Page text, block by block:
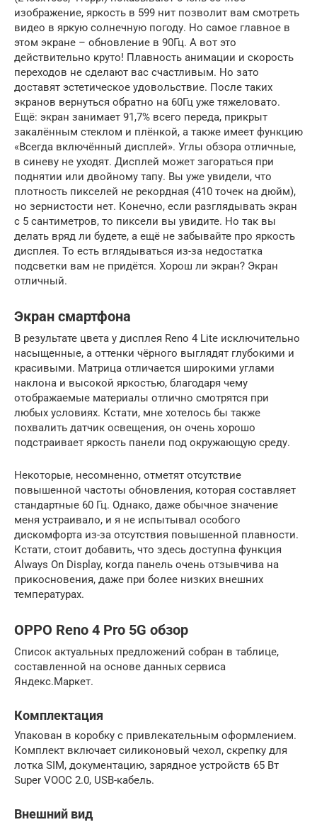
изображение, яркость в 599 нит позволит вам смотреть
видео в яркую солнечную погоду. Но самое главное в
этом экране – обновление в 90Гц. А вот это
действительно круто! Плавность анимации и скорость
переходов не сделают вас счастливым. Но зато
доставят эстетическое удовольствие. После таких
экранов вернуться обратно на 60Гц уже тяжеловато.
Ещё: экран занимает 91,7% всего переда, прикрыт
закалённым стеклом и плёнкой, а также имеет функцию
«Всегда включённый дисплей». Углы обзора отличные,
в синеву не уходят. Дисплей может загораться при
поднятии или двойному тапу. Вы уже увидели, что
плотность пикселей не рекордная (410 точек на дюйм),
но зернистости нет. Конечно, если разглядывать экран
с 5 сантиметров, то пиксели вы увидите. Но так вы
делать вряд ли будете, а ещё не забывайте про яркость
дисплея. То есть вглядываться из-за недостатка
подсветки вам не придётся. Хорош ли экран? Экран
отличный.
Экран смартфона
В результате цвета у дисплея Reno 4 Lite исключительно
насыщенные, а оттенки чёрного выглядят глубокими и
красивыми. Матрица отличается широкими углами
наклона и высокой яркостью, благодаря чему
отображаемые материалы отлично смотрятся при
любых условиях. Кстати, мне хотелось бы также
похвалить датчик освещения, он очень хорошо
подстраивает яркость панели под окружающую среду.
Некоторые, несомненно, отметят отсутствие
повышенной частоты обновления, которая составляет
стандартные 60 Гц. Однако, даже обычное значение
меня устраивало, и я не испытывал особого
дискомфорта из-за отсутствия повышенной плавности.
Кстати, стоит добавить, что здесь доступна функция
Always On Display, когда панель очень отзывчива на
прикосновения, даже при более низких внешних
температурах.
OPPO Reno 4 Pro 5G обзор
Список актуальных предложений собран в таблице,
составленной на основе данных сервиса
Яндекс.Маркет.
Комплектация
Упакован в коробку с привлекательным оформлением.
Комплект включает силиконовый чехол, скрепку для
лотка SIM, документацию, зарядное устройств 65 Вт
Super VOOC 2.0, USB-кабель.
Внешний вид